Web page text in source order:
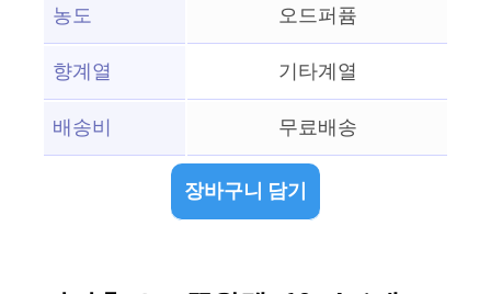
농도
오드퍼퓸
향계열
기타계열
배송비
무료배송
장바구니 담기